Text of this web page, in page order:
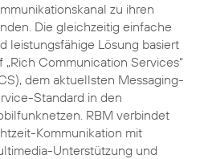
zu ihren
Die gleichzeitig einfache
leistungsfähige Lösung basiert
„Rich Communication Services“
dem aktuellsten Messaging-
Standard in den
RBM verbindet
Kommunikation mit
Unterstützung und